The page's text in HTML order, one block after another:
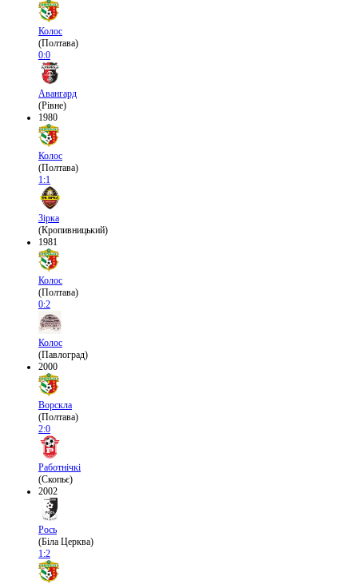
Колос
(Полтава)
0:0
Авангард
(Рівне)
1980
Колос
(Полтава)
1:1
Зірка
(Кропивницький)
1981
Колос
(Полтава)
0:2
Колос
(Павлоград)
2000
Ворскла
(Полтава)
2:0
Работнічкі
(Скопьє)
2002
Рось
(Біла Церква)
1:2